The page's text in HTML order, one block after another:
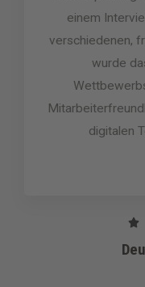
einem
verschiedenen,
wurde
digitalen
